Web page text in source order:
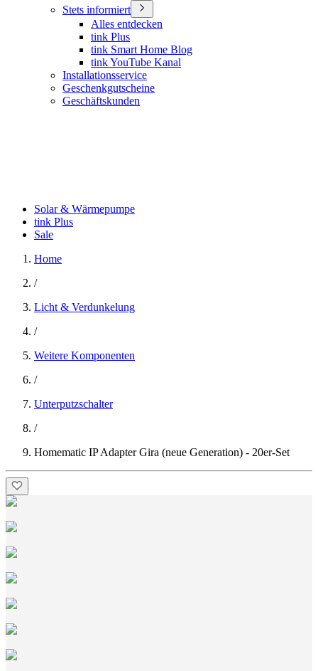
Stets informiert
Alles entdecken
tink Plus
tink Smart Home Blog
tink YouTube Kanal
Installationsservice
Geschenkgutscheine
Geschäftskunden
Solar & Wärmepumpe
tink Plus
Sale
Home
/
Licht & Verdunkelung
/
Weitere Komponenten
/
Unterputzschalter
/
Homematic IP Adapter Gira (neue Generation) - 20er-Set